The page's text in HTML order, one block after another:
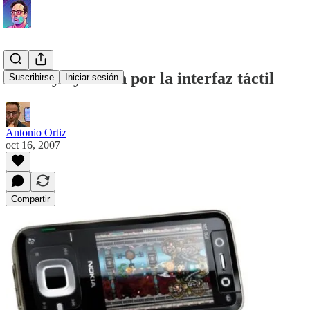
Suscribirse Iniciar sesión
Nokia y Symbian por la interfaz táctil
Antonio Ortiz
oct 16, 2007
Compartir